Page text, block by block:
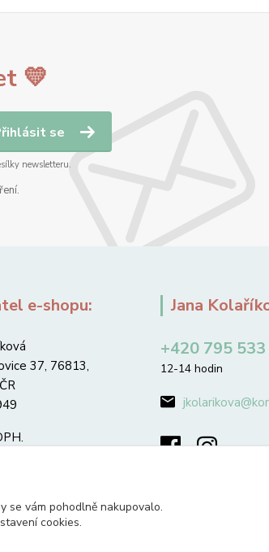
💛
se
newsletteru.
e-shopu:
37, 76813,
Jana
+420 795
12-14 hodin
se vám pohodlně nakupovalo.
cookies.